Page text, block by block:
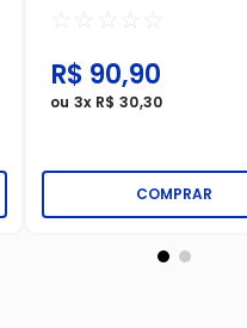
Unidades
☆ ☆ ☆ ☆ ☆
R$ 90,90
ou3x R$ 30,30
COMPRAR